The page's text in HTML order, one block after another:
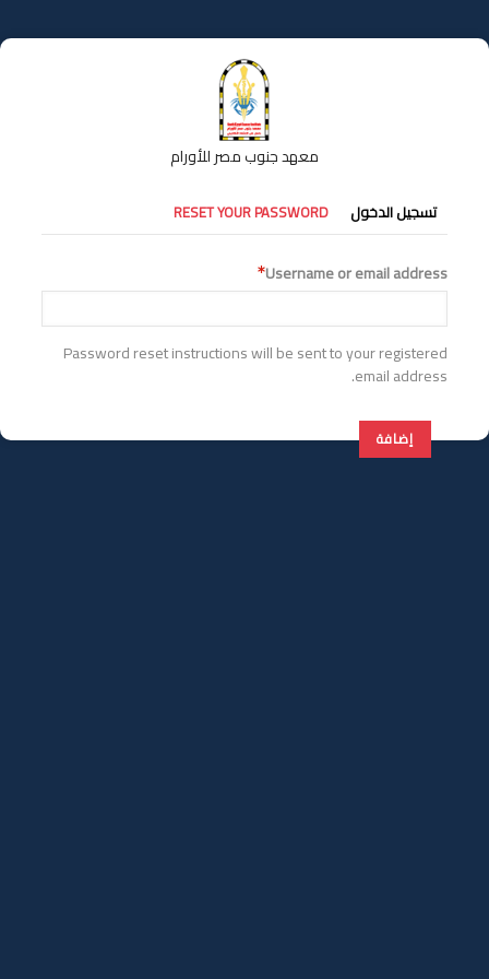
إلى
المحتوى
معهد جنوب مصر للأورام
التبويبات
الأساسية
تسجيل الدخول RESET YOUR PASSWORD
Username or email address
Password reset instructions will be sent to your registered
email address.